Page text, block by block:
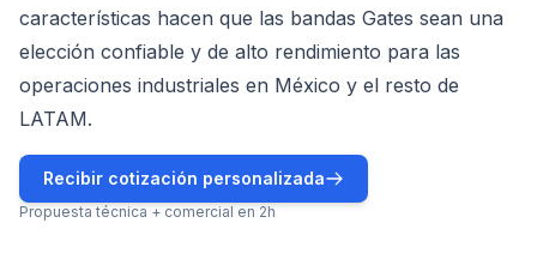
características hacen que las bandas Gates sean una
elección confiable y de alto rendimiento para las
operaciones industriales en México y el resto de
LATAM.
Recibir cotización personalizada
Propuesta técnica + comercial en 2h